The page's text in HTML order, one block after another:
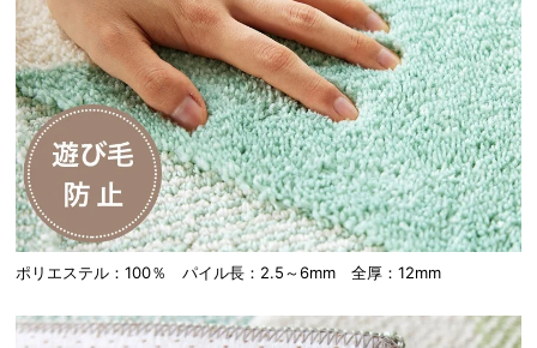
ポリエステル：100％ パイル長：2.5～6mm 全厚：12mm